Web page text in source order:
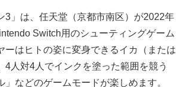
3」は、任天堂（京都市南区）が2022年
Switch用のシューティングゲーム
ーはヒトの姿に変身できるイカ（または
4人対4人でインクを塗った範囲を競う
」などのゲームモードが楽しめます。